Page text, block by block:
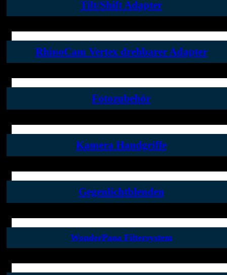
Tilt/Shift Adapter
RhinoCam Vertex drehbarer Adapter
Fotozubehör
Kamera Handgriffe
Gegenlichtblenden
WonderPana Filtersystem